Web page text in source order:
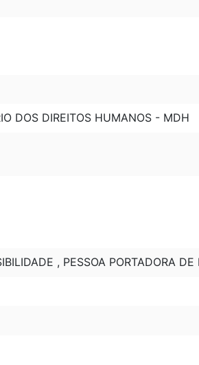
DOS DIREITOS HUMANOS - MDH
, PESSOA PORTADORA DE